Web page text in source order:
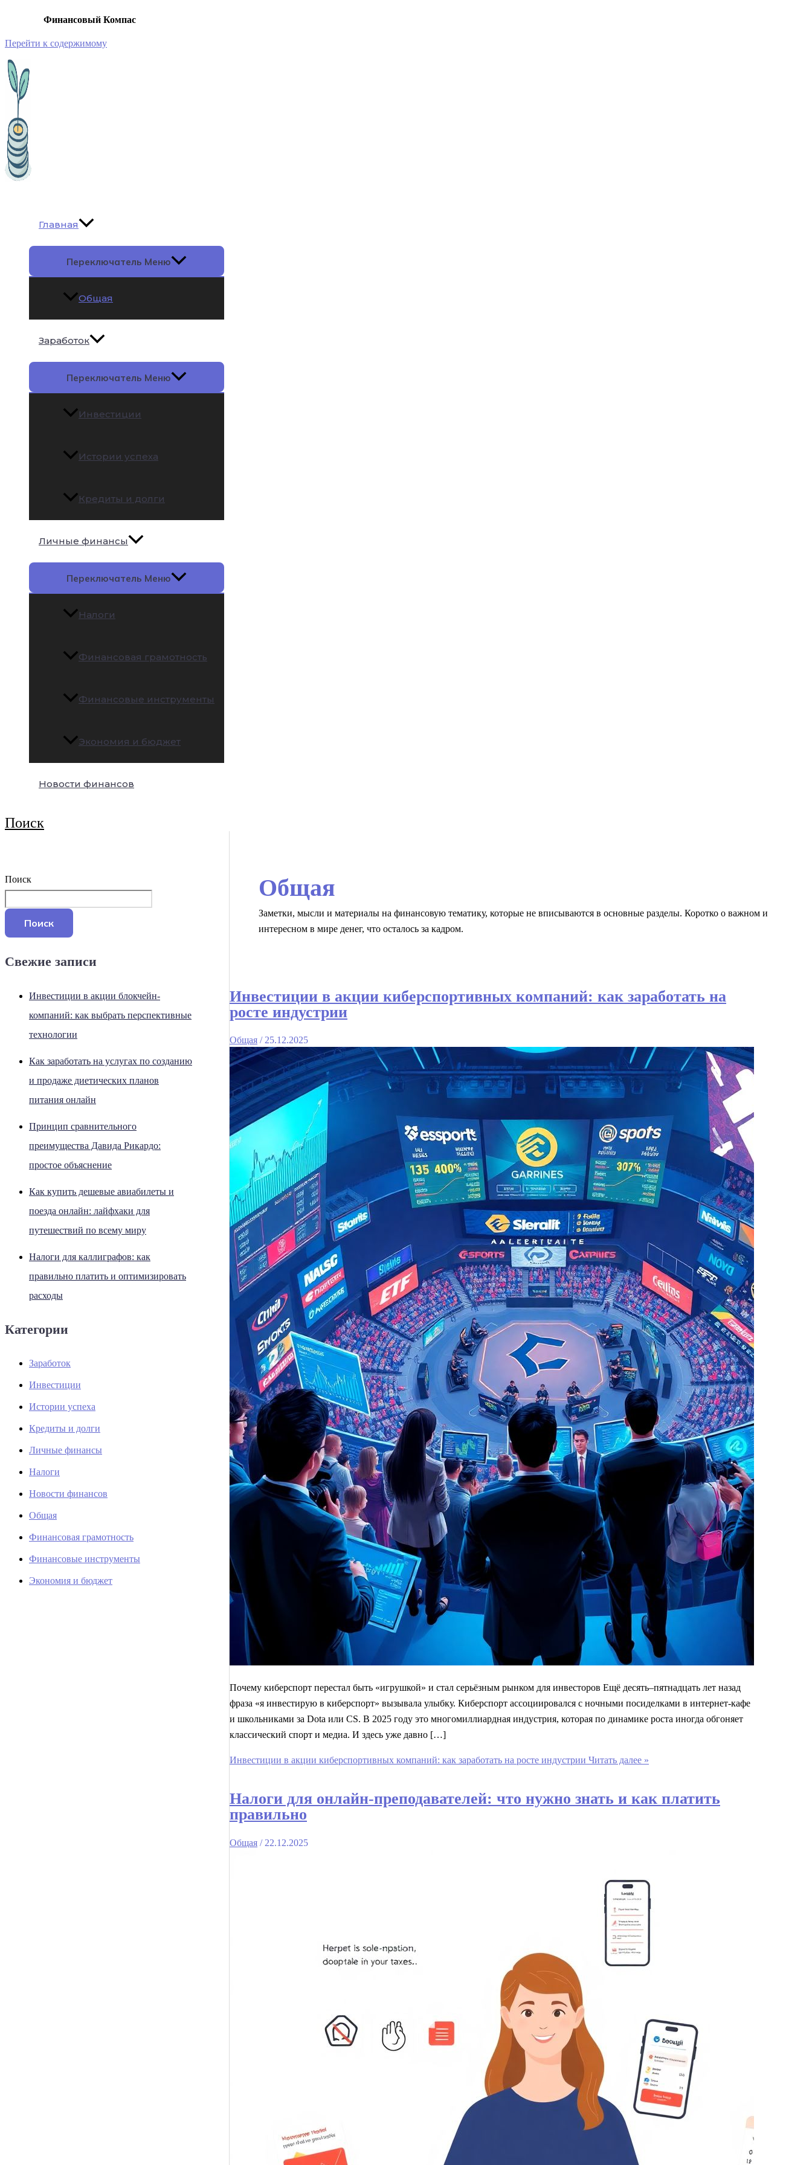
Финансовый Компас
Перейти к содержимому
Главная
Переключатель Меню
Общая
Заработок
Переключатель Меню
Инвестиции
Истории успеха
Кредиты и долги
Личные финансы
Переключатель Меню
Налоги
Финансовая грамотность
Финансовые инструменты
Экономия и бюджет
Новости финансов
Поиск
Поиск
Поиск
Свежие записи
Инвестиции в акции блокчейн-
компаний: как выбрать перспективные
технологии
Как заработать на услугах по созданию
и продаже диетических планов
питания онлайн
Принцип сравнительного
преимущества Давида Рикардо:
простое объяснение
Как купить дешевые авиабилеты и
поезда онлайн: лайфхаки для
путешествий по всему миру
Налоги для каллиграфов: как
правильно платить и оптимизировать
расходы
Категории
Заработок
Инвестиции
Истории успеха
Кредиты и долги
Личные финансы
Налоги
Новости финансов
Общая
Финансовая грамотность
Финансовые инструменты
Экономия и бюджет
Общая
Заметки, мысли и материалы на финансовую тематику, которые не вписываются в основные разделы. Коротко о важном и
интересном в мире денег, что осталось за кадром.
Инвестиции в акции киберспортивных компаний: как заработать на
росте индустрии
Общая /25.12.2025
Почему киберспорт перестал быть «игрушкой» и стал серьёзным рынком для инвесторов Ещё десять–пятнадцать лет назад
фраза «я инвестирую в киберспорт» вызывала улыбку. Киберспорт ассоциировался с ночными посиделками в интернет‑кафе
и школьниками за Dota или CS. В 2025 году это многомиллиардная индустрия, которая по динамике роста иногда обгоняет
классический спорт и медиа. И здесь уже давно […]
Инвестиции в акции киберспортивных компаний: как заработать на росте индустрии Читать далее »
Налоги для онлайн-преподавателей: что нужно знать и как платить
правильно
Общая / 22.12.2025